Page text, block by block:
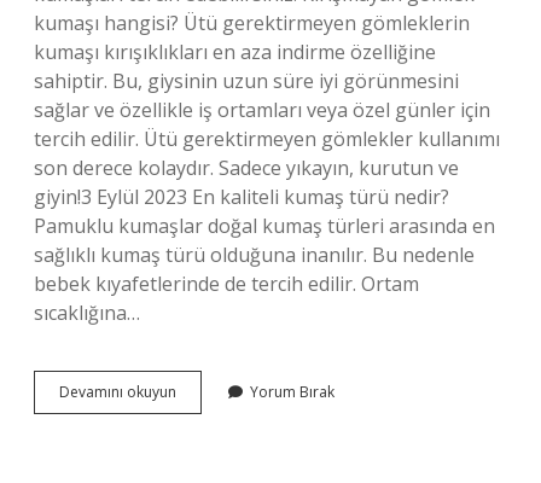
kumaşı hangisi? Ütü gerektirmeyen gömleklerin
kumaşı kırışıklıkları en aza indirme özelliğine
sahiptir. Bu, giysinin uzun süre iyi görünmesini
sağlar ve özellikle iş ortamları veya özel günler için
tercih edilir. Ütü gerektirmeyen gömlekler kullanımı
son derece kolaydır. Sadece yıkayın, kurutun ve
giyin!3 Eylül 2023 En kaliteli kumaş türü nedir?
Pamuklu kumaşlar doğal kumaş türleri arasında en
sağlıklı kumaş türü olduğuna inanılır. Bu nedenle
bebek kıyafetlerinde de tercih edilir. Ortam
sıcaklığına…
Devamını okuyun Kırışmayan
Kumaş
Yorum Bırak